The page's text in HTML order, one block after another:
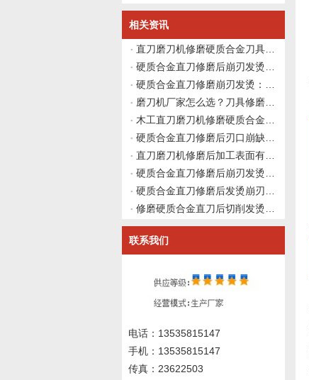
相关资讯
联系我们
电话：13535815147
手机：13535815147
传真：23622503